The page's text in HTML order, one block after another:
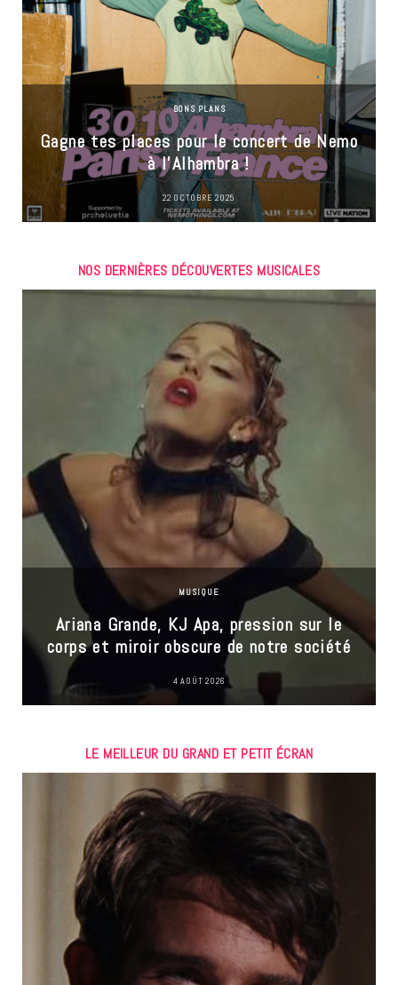
BONS PLANS
Gagne tes places pour le concert de Nemo
à l’Alhambra !
22 OCTOBRE 2025
NOS DERNIÈRES DÉCOUVERTES MUSICALES
MUSIQUE
Ariana Grande, KJ Apa, pression sur le
corps et miroir obscure de notre société
4 AOÛT 2026
LE MEILLEUR DU GRAND ET PETIT ÉCRAN